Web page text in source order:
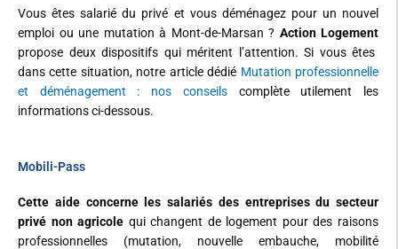
Vous êtes salarié du privé et vous déménagez pour un nouvel
emploi ou une mutation à Mont-de-Marsan ? Action Logement
propose deux dispositifs qui méritent l’attention. Si vous êtes
dans cette situation, notre article dédié Mutation professionnelle
et déménagement : nos conseilscomplète utilement les
informations ci-dessous.
Mobili-Pass
Cette aide concerne les salariés des entreprises du secteur
privé non agricole qui changent de logement pour des raisons
professionnelles (mutation, nouvelle embauche, mobilité